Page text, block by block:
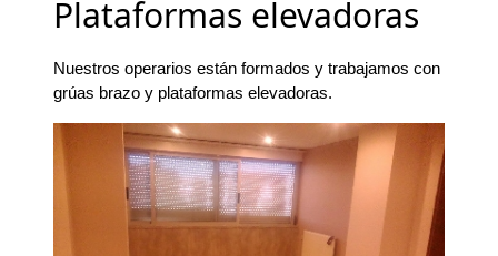
Plataformas elevadoras
Nuestros operarios están formados y trabajamos con
grúas brazo y plataformas elevadoras.